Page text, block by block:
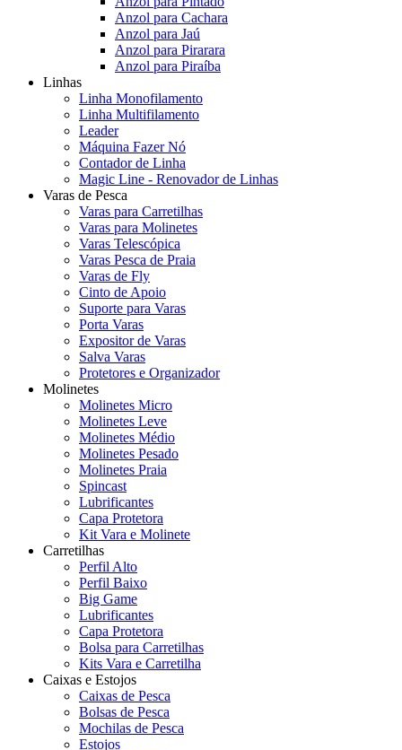
Anzol para Cachara
Anzol para Jaú
Anzol para Pirarara
Anzol para Piraíba
Linhas
Linha Monofilamento
Linha Multifilamento
Leader
Máquina Fazer Nó
Contador de Linha
Magic Line - Renovador de Linhas
Varas de Pesca
Varas para Carretilhas
Varas para Molinetes
Varas Telescópica
Varas Pesca de Praia
Varas de Fly
Cinto de Apoio
Suporte para Varas
Porta Varas
Expositor de Varas
Salva Varas
Protetores e Organizador
Molinetes
Molinetes Micro
Molinetes Leve
Molinetes Médio
Molinetes Pesado
Molinetes Praia
Spincast
Lubrificantes
Capa Protetora
Kit Vara e Molinete
Carretilhas
Perfil Alto
Perfil Baixo
Big Game
Lubrificantes
Capa Protetora
Bolsa para Carretilhas
Kits Vara e Carretilha
Caixas e Estojos
Caixas de Pesca
Bolsas de Pesca
Mochilas de Pesca
Estojos